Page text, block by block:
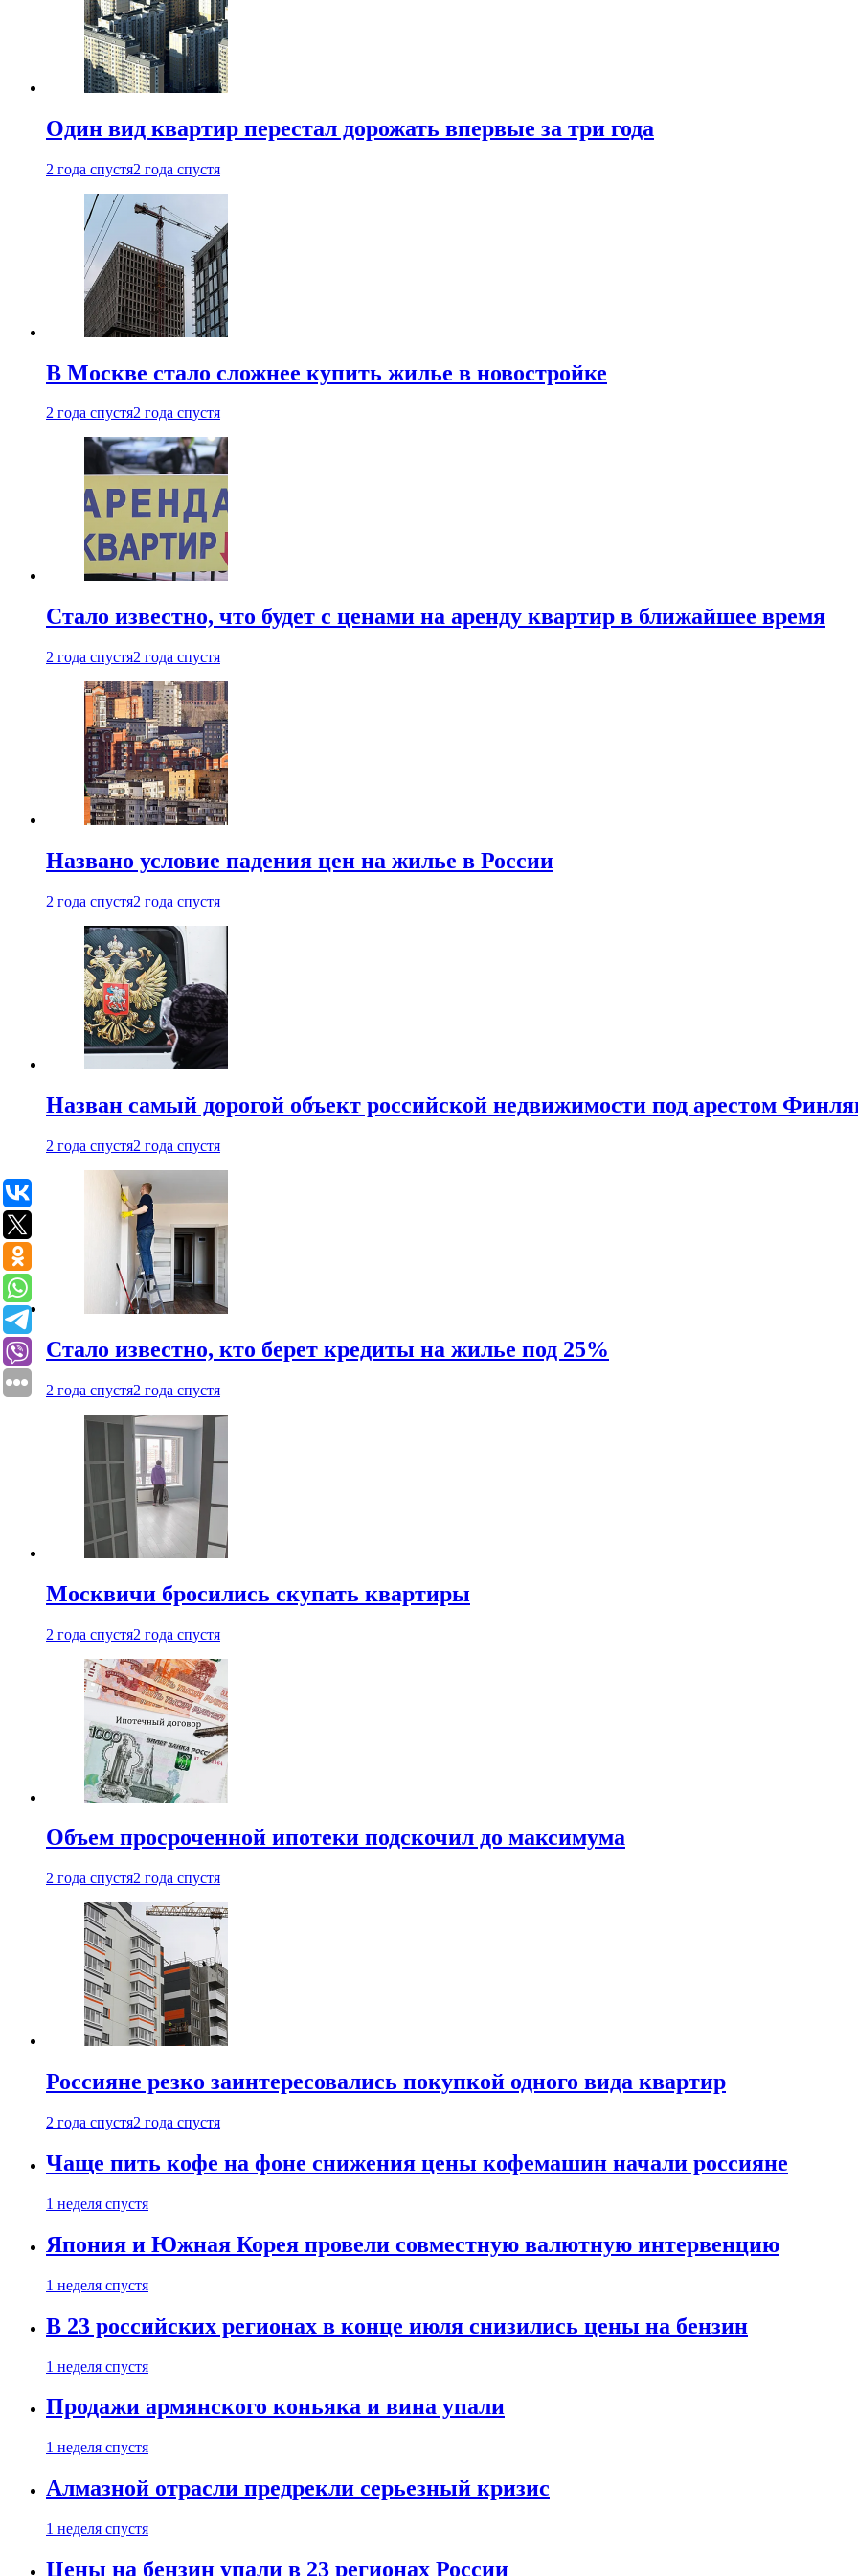
Один вид квартир перестал дорожать впервые за три года
2 года спустя2 года спустя
В Москве стало сложнее купить жилье в новостройке
2 года спустя2 года спустя
Стало известно, что будет с ценами на аренду квартир в ближайшее время
2 года спустя2 года спустя
Названо условие падения цен на жилье в России
2 года спустя2 года спустя
Назван самый дорогой объект российской недвижимости под арестом
2 года спустя2 года спустя
Стало известно, кто берет кредиты на жилье под 25%
2 года спустя2 года спустя
Москвичи бросились скупать квартиры
2 года спустя2 года спустя
Объем просроченной ипотеки подскочил до максимума
2 года спустя2 года спустя
Россияне резко заинтересовались покупкой одного вида квартир
2 года спустя2 года спустя
Чаще пить кофе на фоне снижения цены кофемашин начали россияне
1 неделя спустя
Япония и Южная Корея провели совместную валютную интервенцию
1 неделя спустя
В 23 российских регионах в конце июля снизились цены на бензин
1 неделя спустя
Продажи армянского коньяка и вина упали
1 неделя спустя
Алмазной отрасли предрекли серьезный кризис
1 неделя спустя
Цены на бензин упали в 23 регионах России